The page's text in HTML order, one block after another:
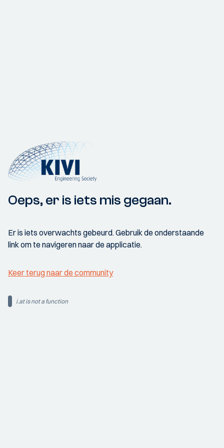
Oeps, er is iets mis gegaan.
Er is iets overwachts gebeurd. Gebruik de onderstaande
link om te navigeren naar de applicatie.
Keer terug naar de community
i.at is not a function